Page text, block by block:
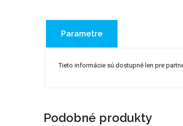
Parametre
Tieto informácie sú dostupné len pre
Podobné produkty